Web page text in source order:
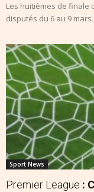
Les huitièmes de finale
disputés du 6 au 9
Sport News
Premier League :